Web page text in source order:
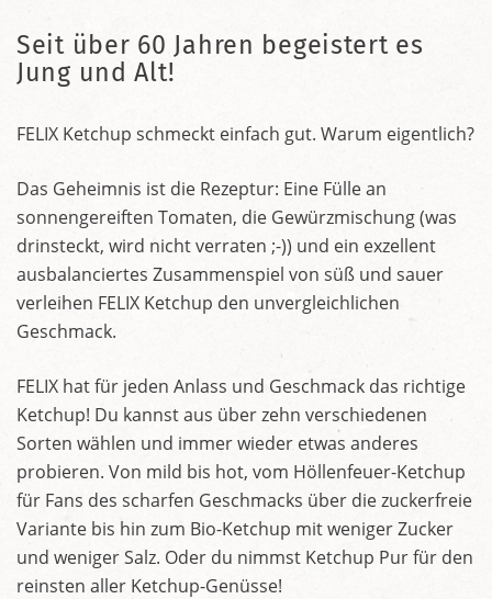
Seit über 60 Jahren begeistert es
Jung und Alt!
FELIX Ketchup schmeckt einfach gut. Warum eigentlich?
Das Geheimnis ist die Rezeptur: Eine Fülle an
sonnengereiften Tomaten, die Gewürzmischung (was
drinsteckt, wird nicht verraten ;-)) und ein exzellent
ausbalanciertes Zusammenspiel von süß und sauer
verleihen FELIX Ketchup den unvergleichlichen
Geschmack.
FELIX hat für jeden Anlass und Geschmack das richtige
Ketchup! Du kannst aus über zehn verschiedenen
Sorten wählen und immer wieder etwas anderes
probieren. Von mild bis hot, vom Höllenfeuer-Ketchup
für Fans des scharfen Geschmacks über die zuckerfreie
Variante bis hin zum Bio-Ketchup mit weniger Zucker
und weniger Salz. Oder du nimmst Ketchup Pur für den
reinsten aller Ketchup-Genüsse!